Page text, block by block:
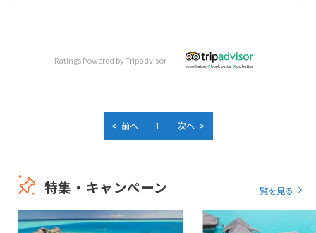
Ratings Powered by Tripadvisor
< 前へ 1 次へ >
特集・キャンペーン 一覧を見る